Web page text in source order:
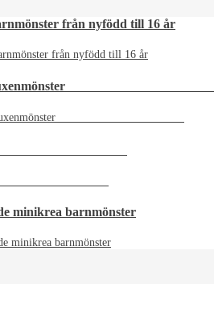
från nyfödd till 16 år
minikrea barnmönster